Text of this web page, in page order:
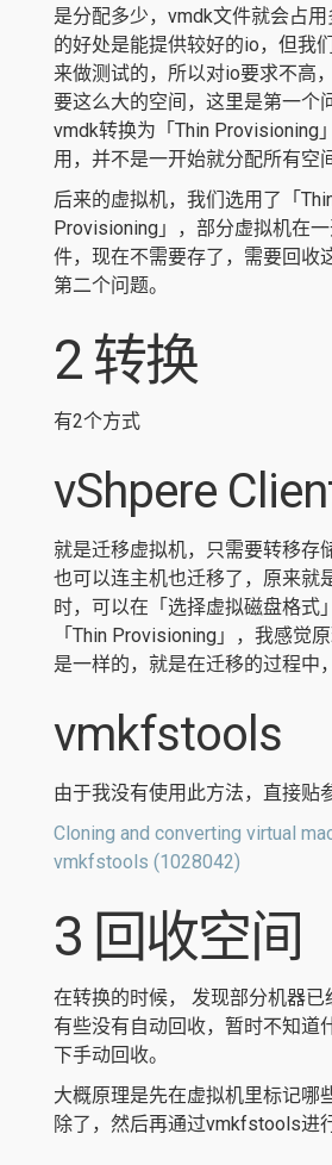
是分配多少，vmdk文件就会占
的好处是能提供较好的io，但我
来做测试的，所以对io要求不高
要这么大的空间，这里是第一个
vmdk转换为「Thin Provisioning
用，并不是一开始就分配所有空
后来的虚拟机，我们选用了「
Provisioning」，部分虚拟机在
件，现在不需要存了，需要回收
第二个问题。
2 转换
有2个方式
vShpere
就是迁移虚拟机，只需要转移存
也可以连主机也迁移了，原来就
时，可以在「选择虚拟磁盘格式
「Thin Provisioning」，我感觉
是一样的，就是在迁移的过程中
vmkfstools
由于我没有使用此方法，直接贴
Cloning and converting virtual
vmkfstools (1028042)
3 回收空间
在转换的时候， 发现部分机器已
有些没有自动回收，暂时不知道
下手动回收。
大概原理是先在虚拟机里标记哪
除了，然后再通过vmkfstools进